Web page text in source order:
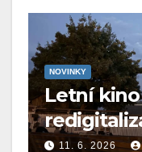
NOVINKY
Letní kino
11. 6. 2026